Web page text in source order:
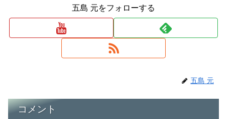
五島 元をフォローする
五島 元
コメント